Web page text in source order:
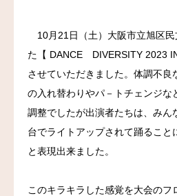
10月21日（土）大阪市立旭区
た【 DANCE DIVERSITY 2023
させていただきました。体調不良
の入れ替わりやパ－トチェンジな
調整でしたが出演者たちは、みん
台でライトアップされて踊ること
と表現出来ました。
このキラキラした感覚を大会のフ
教室概要
よくある質問
ブログ
お問い合わせ